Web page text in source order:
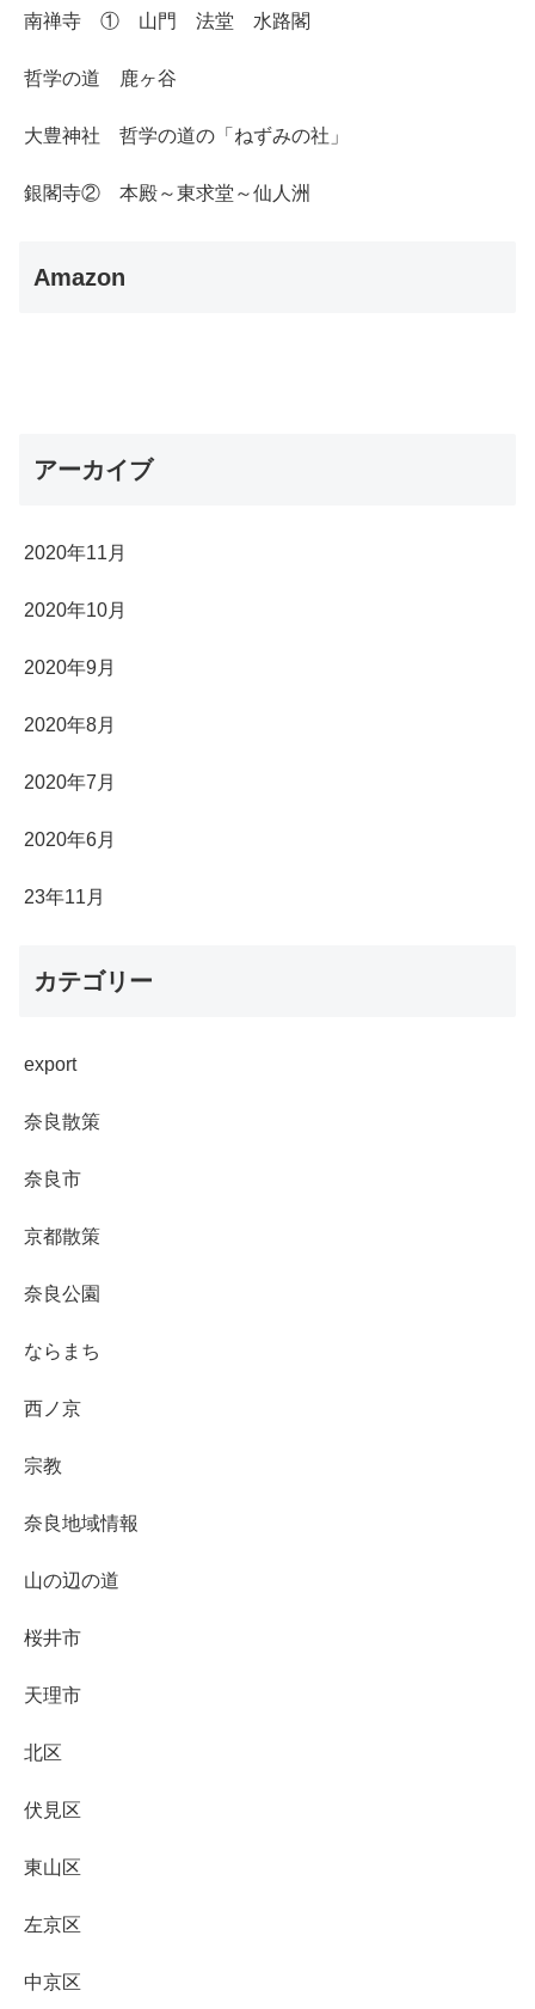
南禅寺 ① 山門 法堂 水路閣
哲学の道 鹿ヶ谷
大豊神社 哲学の道の「ねずみの社」
銀閣寺② 本殿～東求堂～仙人洲
Amazon
アーカイブ
2020年11月
2020年10月
2020年9月
2020年8月
2020年7月
2020年6月
23年11月
カテゴリー
export
奈良散策
奈良市
京都散策
奈良公園
ならまち
西ノ京
宗教
奈良地域情報
山の辺の道
桜井市
天理市
北区
伏見区
東山区
左京区
中京区